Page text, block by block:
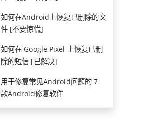
如何在Android上恢复已删除的文
件 [不要惊慌]
如何在 Google Pixel 上恢复已删
除的短信 [已解决]
用于修复常见Android问题的 7
款Android修复软件